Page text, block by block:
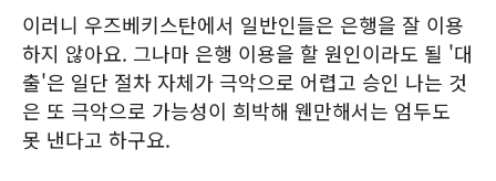
이러니 우즈베키스탄에서 일반인들은 은행을 잘 이용
하지 않아요. 그나마 은행 이용을 할 원인이라도 될 '대
출'은 일단 절차 자체가 극악으로 어렵고 승인 나는 것
은 또 극악으로 가능성이 희박해 웬만해서는 엄두도
못 낸다고 하구요.